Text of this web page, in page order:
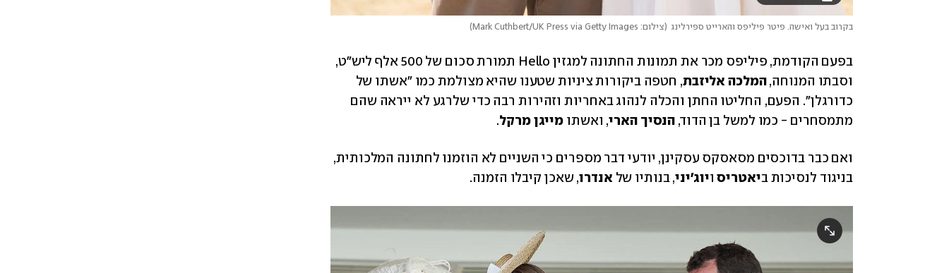
בקרוב בעל ואישה. פיטר פיליפס והארייט ספירלינג (צילום: Mark Cuthbert/UK Press via Getty Images )
וסבתו המנוחה, המלכה אליזבת
מתמסחרים - כמו למשל בן הדוד, הנסיך הארי, ואשתו מייגן מרקל.
בניגוד לנסיכות ביאטריס ויוג'יני, בנותיו של אנדרו, שאכן קיבלו הזמנה.